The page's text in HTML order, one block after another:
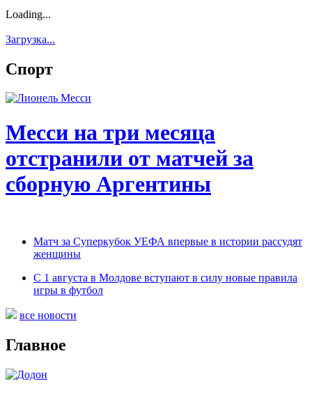
Loading...
Загрузка...
Спорт
Месси на три месяца
отстранили от матчей за
сборную Аргентины
Матч за Суперкубок УЕФА впервые в истории рассудят
женщины
С 1 августа в Молдове вступают в силу новые правила
игры в футбол
все новости
Главное